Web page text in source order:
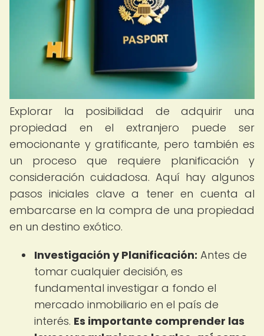
Explorar la posibilidad de adquirir una
propiedad en el extranjero puede ser
emocionante y gratificante, pero también es
un proceso que requiere planificación y
consideración cuidadosa. Aquí hay algunos
pasos iniciales clave a tener en cuenta al
embarcarse en la compra de una propiedad
en un destino exótico.
Investigación y Planificación: Antes de
tomar cualquier decisión, es
fundamental investigar a fondo el
mercado inmobiliario en el país de
interés. Es importante comprender las